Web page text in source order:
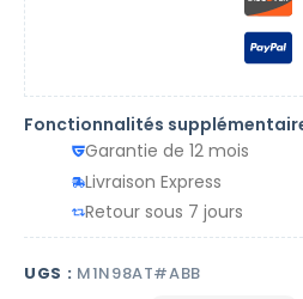
Fonctionnalités
Garantie de 12 mois
Livraison Express
Retour sous 7 jours
UGS : M1N98AT#ABB